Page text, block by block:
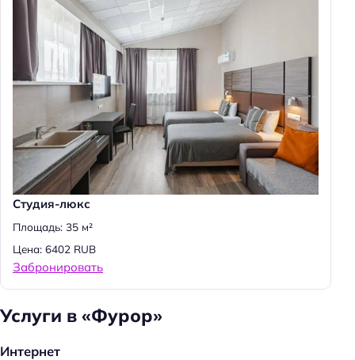
Студия-люкс
Площадь: 35 м²
Цена: 6402 RUB
Забронировать
Услуги в «Фурор»
Интернет